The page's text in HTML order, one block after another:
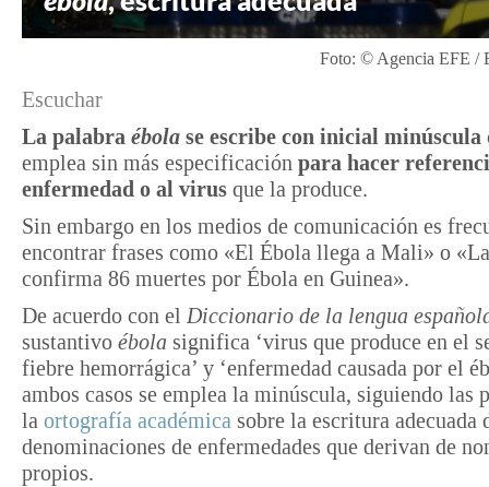
Foto: © Agencia EFE /
Escuchar
La palabra ébola se escribe con inicial minúscula
emplea sin más especificación para hacer
enfermedad o al virus que la produce.
Sin embargo en los medios de comunicación es
encontrar frases como «El Ébola llega a Mali» o
confirma 86 muertes por Ébola en Guinea».
De acuerdo con el Diccionario de la lengua
sustantivo ébola significa ‘virus que produce en el
fiebre hemorrágica’ y ‘enfermedad causada por el
ambos casos se emplea la minúscula, siguiendo las
la ortografía académica sobre la escritura adecuada
denominaciones de enfermedades que derivan de
propios.